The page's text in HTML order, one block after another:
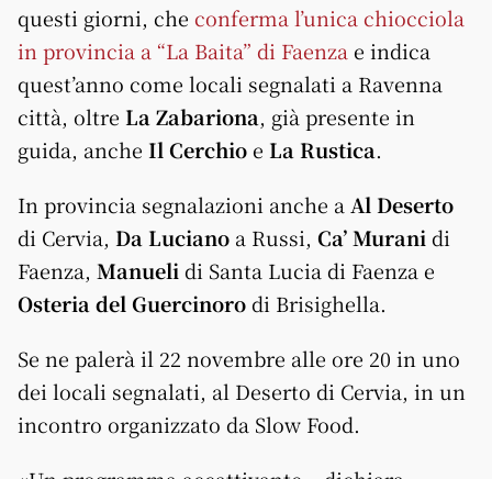
questi giorni, che conferma l’unica chiocciola
in provincia a “La Baita” di Faenza e indica
quest’anno come locali segnalati a Ravenna
città, oltre La Zabariona, già presente in
guida, anche Il Cerchioe La Rustica.
In provincia segnalazioni anche a Al Deserto
di Cervia, Da Luciano a Russi, Ca’ Murani di
Faenza, Manueli di Santa Lucia di Faenza e
Osteria del Guercinorodi Brisighella.
Se ne palerà il 22 novembre alle ore 20 in uno
dei locali segnalati, al Deserto di Cervia, in un
incontro organizzato da Slow Food.